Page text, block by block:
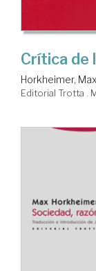
Crítica de
Horkheimer,
Editorial Trotta .